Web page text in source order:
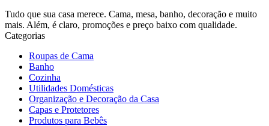
Tudo que sua casa merece. Cama, mesa, banho, decoração e muito
mais. Além, é claro, promoções e preço baixo com qualidade.
Categorias
Roupas de Cama
Banho
Cozinha
Utilidades Domésticas
Organização e Decoração da Casa
Capas e Protetores
Produtos para Bebês